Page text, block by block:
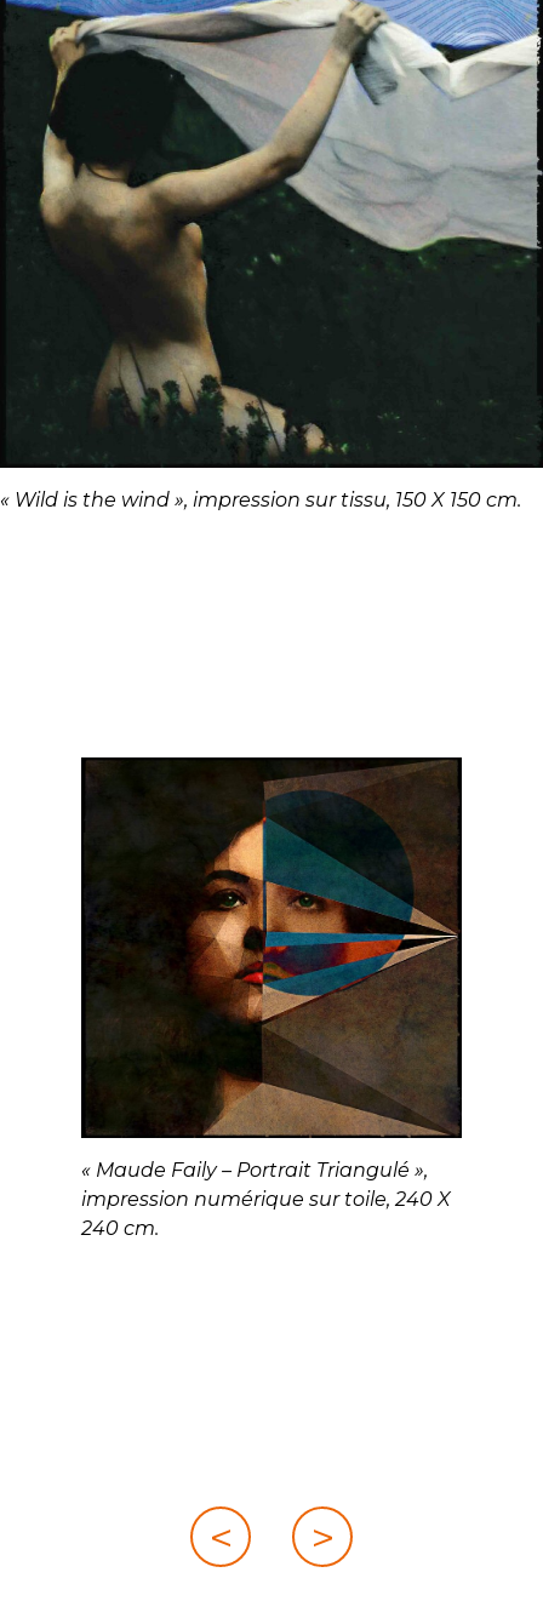
« Wild is the wind », impression sur tissu, 150 X 150 cm.
« Maude Faily – Portrait Triangulé »,
impression numérique sur toile, 240 X
240 cm.
Navigation
< >